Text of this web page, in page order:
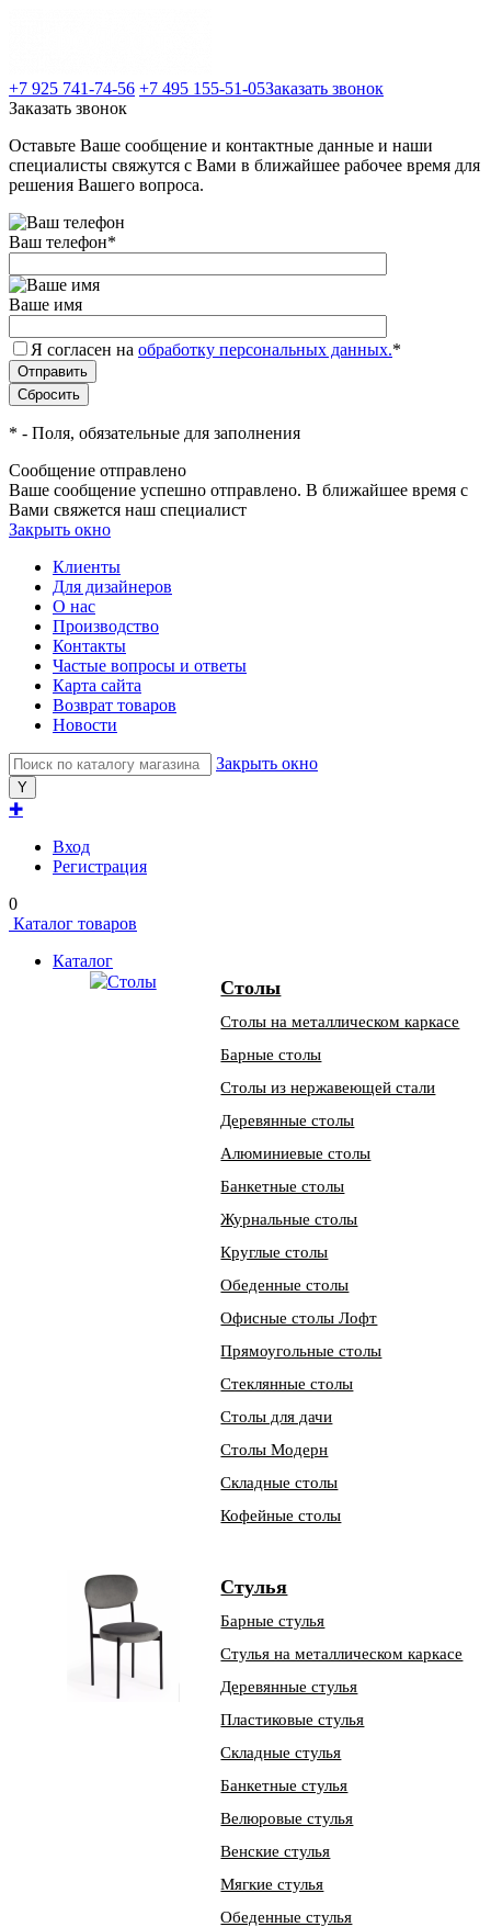
+7 925 741-74-56 +7 495 155-51-05Заказать звонок
Заказать звонок
Оставьте Ваше сообщение и контактные данные и наши
специалисты свяжутся с Вами в ближайшее рабочее время для
решения Вашего вопроса.
Ваш телефон*
Ваше имя
Я согласен на обработку персональных данных.*
* - Поля, обязательные для заполнения
Сообщение отправлено
Ваше сообщение успешно отправлено. В ближайшее время с
Вами свяжется наш специалист
Закрыть окно
Клиенты
Для дизайнеров
О нас
Производство
Контакты
Частые вопросы и ответы
Карта сайта
Возврат товаров
Новости
Закрыть окно
✚
Вход
Регистрация
0
Каталог товаров
Каталог
Столы
Столы на металлическом каркасе
Барные столы
Столы из нержавеющей стали
Деревянные столы
Алюминиевые столы
Банкетные столы
Журнальные столы
Круглые столы
Обеденные столы
Офисные столы Лофт
Прямоугольные столы
Стеклянные столы
Столы для дачи
Столы Модерн
Складные столы
Кофейные столы
Стулья
Барные стулья
Стулья на металлическом каркасе
Деревянные стулья
Пластиковые стулья
Складные стулья
Банкетные стулья
Велюровые стулья
Венские стулья
Мягкие стулья
Обеденные стулья